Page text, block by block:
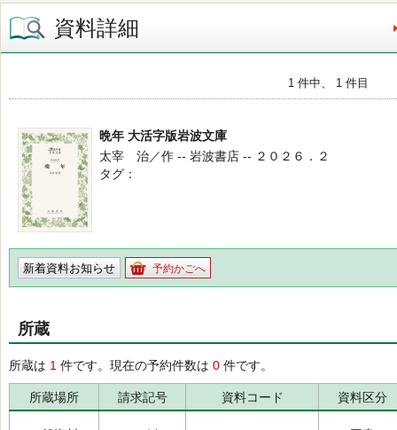
資料詳細
1 件中、 1 件目
晩年 大活字版岩波文庫
太宰 治／作 -- 岩波書店 -- ２０２６．２
タグ
新着資料お知らせ 予約かごへ
所蔵
所蔵は 1 件です。現在の予約件数は 0 件です。
所蔵場所 請求記号 資料コード 資料区分